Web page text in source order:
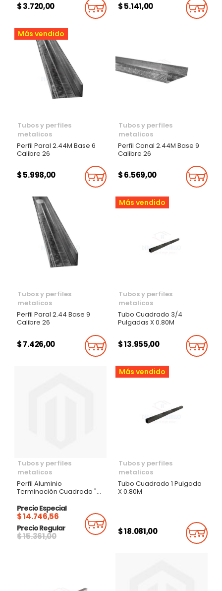
$ 3.720,00 Añadir Al Carrito
$ 5.141,00
Más vendido
Tubos y perfiles
metalicos
Perfil Paral 2.44M Base 6
Calibre 26
$ 5.998,00 Añadir Al Carrito
Tubos y perfiles
metalicos
Perfil Canal 2.44M Base 9
Calibre 26
$ 6.569,00
Tubos y perfiles
metalicos
Perfil Paral 2.44 Base 9
Calibre 26
$ 7.426,00 Añadir Al Carrito
Más vendido
Tubos y perfiles
metalicos
Tubo Cuadrado 3/4
Pulgadas X 0.80M
$ 13.955,00
Tubos y perfiles
metalicos
Perfil Aluminio
Terminación Cuadrada "P"
Precio Especial
$ 14.746,56
Precio Regular
$ 15.361,00
Añadir Al Carrito
Más vendido
Tubos y perfiles
metalicos
Tubo Cuadrado 1 Pulgada
X 0.80M
$ 18.081,00